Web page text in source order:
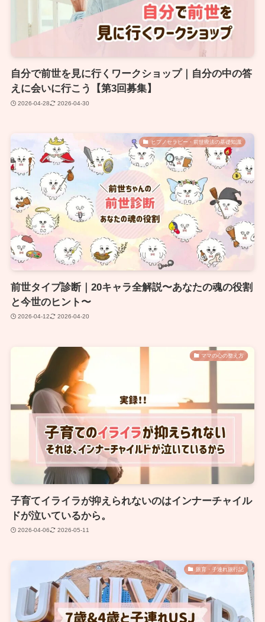
自分で前世を見に行くワークショップ｜自分の中の答
えに会いに行こう【第3回募集】
2026-04-28 2026-04-30
ヒプノセラピー・前世療法の基礎知識
前世タイプ診断｜20キャラ全解説〜あなたの魂の役割
と今世のヒント〜
2026-04-12 2026-04-20
ママの心の整え方
子育てイライラが抑えられないのはインナーチャイル
ドが泣いているから。
2026-04-06 2026-05-11
旅育・子連れ旅行記